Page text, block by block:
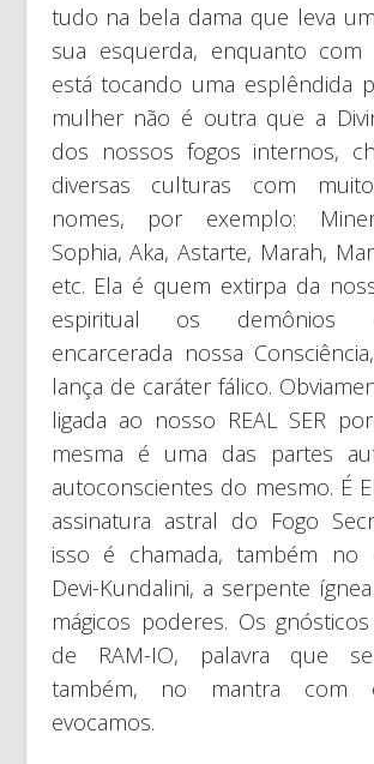
tudo na bela dama que leva
sua esquerda, enquanto com
está tocando uma esplêndida
mulher não é outra que a
dos nossos fogos internos,
diversas culturas com
nomes, por exemplo:
Sophia, Aka, Astarte, Marah,
etc. Ela é quem extirpa da
espiritual os demônios
encarcerada nossa
lança de caráter fálico.
ligada ao nosso REAL SER
mesma é uma das partes
autoconscientes do mesmo. É
assinatura astral do Fogo
isso é chamada, também no
Devi-Kundalini, a serpente
mágicos poderes. Os
de RAM-IO, palavra que
também, no mantra
evocamos.